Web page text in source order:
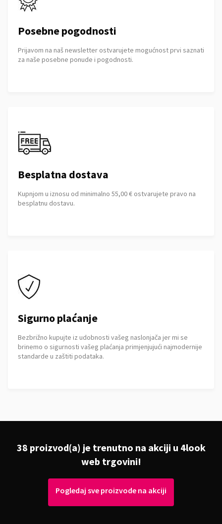
Posebne pogodnosti
Prijavom na naš newsletter ostvarujete mogućnost prvi saznati
za naše posebne ponude i pogodnosti.
Besplatna dostava
Kupnjom u iznosu od minimalno 55,00 € ostvarujete pravo na
besplatnu dostavu.
Sigurno plaćanje
Bezbrižno kupujte iz udobnosti vašeg naslonjača jer mi se
brinemo o sigurnosti vašeg plaćanja primjenjujući najmodernije
standarde u zaštiti podataka.
38 proizvod(a) je trenutno na akciji u 4look
web trgovini!
Pogledaj sve proizvode na akciji